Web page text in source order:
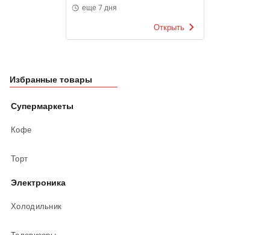
еще 7 дня
Открыть
Избранные товары
Супермаркеты
Кофе
Торт
Электроника
Холодильник